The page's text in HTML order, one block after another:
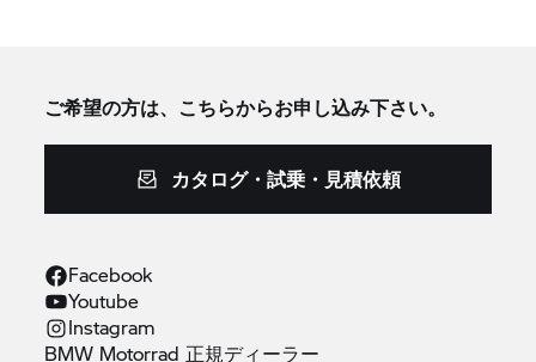
ご希望の方は、こちらからお申し込み下さい。
カタログ・試乗・見積依頼
Facebook
Youtube
Instagram
BMW Motorrad 正規ディーラー